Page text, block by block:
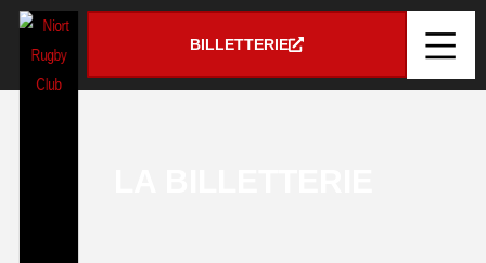
BILLETTERIE
Panneau de gestion des cookies